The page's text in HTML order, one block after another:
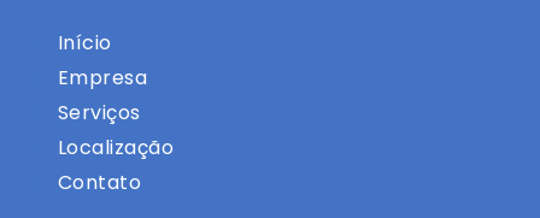
Início
Empresa
Serviços
Localização
Contato